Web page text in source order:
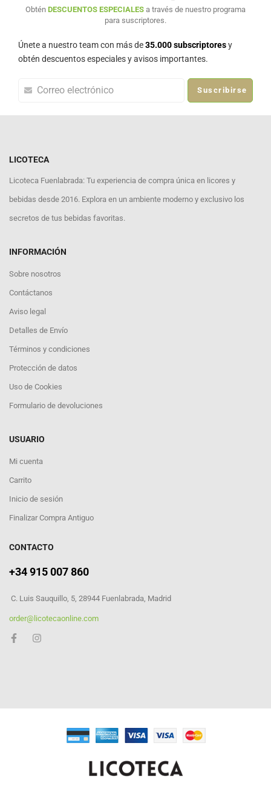
Obtén DESCUENTOS ESPECIALES a través de nuestro programa
para suscriptores.
Únete a nuestro team con más de35.000 subscriptoresy
obtén descuentos especiales y avisos importantes.
Suscribirse
LICOTECA
Licoteca Fuenlabrada: Tu experiencia de compra única en licores y
bebidas desde 2016. Explora en un ambiente moderno y exclusivo los
secretos de tus bebidas favoritas.
INFORMACIÓN
Sobre nosotros
Contáctanos
Aviso legal
Detalles de Envío
Términos y condiciones
Protección de datos
Uso de Cookies
Formulario de devoluciones
USUARIO
Mi cuenta
Carrito
Inicio de sesión
Finalizar Compra Antiguo
CONTACTO
+34 915 007 860
C. Luis Sauquillo, 5, 28944 Fuenlabrada, Madrid
order@licotecaonline.com